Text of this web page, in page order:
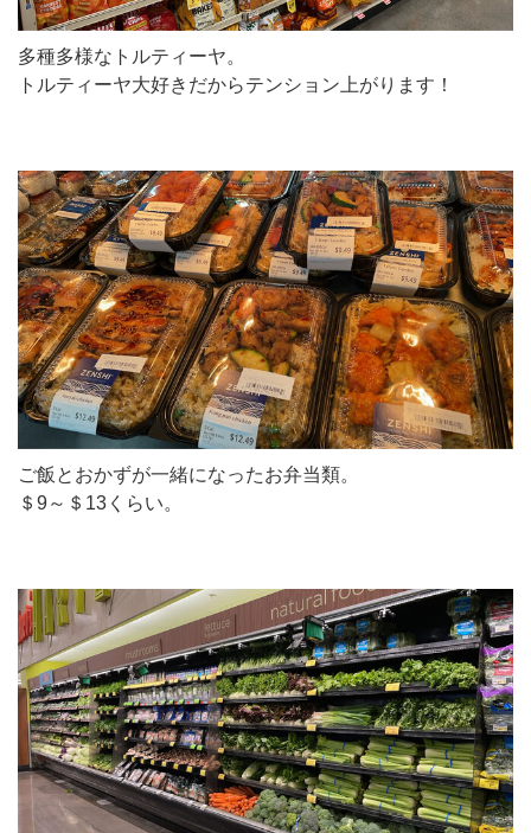
多種多様なトルティーヤ。
トルティーヤ大好きだからテンション上がります！
ご飯とおかずが一緒になったお弁当類。
＄9～＄13くらい。